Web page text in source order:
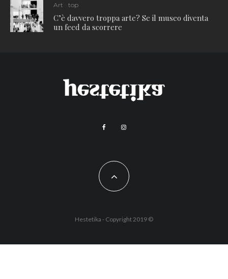
Art top
C’è davvero troppa arte? Se il museo diventa
un feed da scorrere
Hestetika - Copyright 2019 ©